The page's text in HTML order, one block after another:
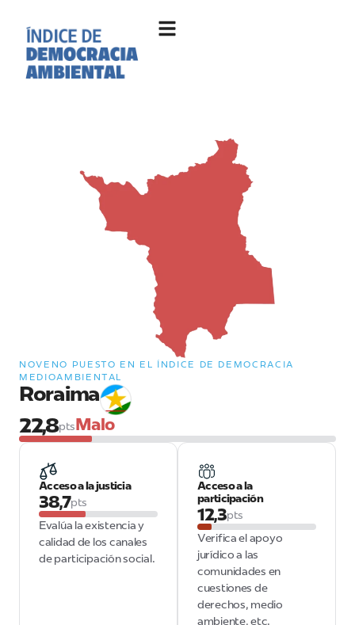
NOVENO PUESTO EN EL ÍNDICE DE DEMOCRACIA
MEDIOAMBIENTAL
Roraima
22,8ptsMalo
Acceso a la justicia
38,7pts
Evalúa la existencia y
calidad de los canales
de participación social.
Acceso a la
participación
12,3pts
Verifica el apoyo
jurídico a las
comunidades en
cuestiones de
derechos, medio
ambiente, etc.